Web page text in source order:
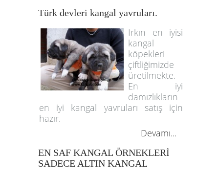
Türk devleri kangal yavruları.
Irkın en iyisi
kangal
köpekleri
çiftliğimizde
üretilmekte.
En iyi
damızlıkların
en iyi kangal yavruları satış için
hazır.
Devamı...
EN SAF KANGAL ÖRNEKLERİ
SADECE ALTIN KANGAL